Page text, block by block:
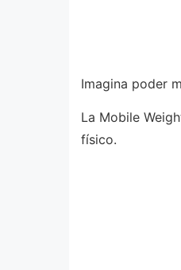
Imagina poder
La Mobile
físico.